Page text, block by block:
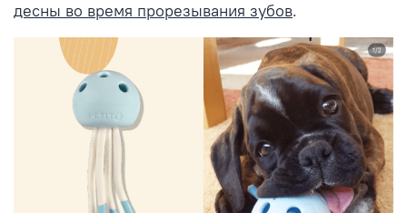
десны во время прорезывания зубов.